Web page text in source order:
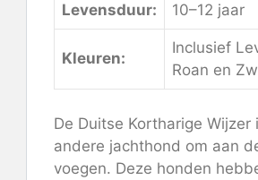
Levensduur: 10–12 jaar
Kleuren:
Inclusief
Roan en
De Duitse Kortharige Wijzer
andere jachthond om aan
voegen. Deze honden